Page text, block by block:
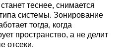
теснее, снимается
системы. Зонирование
тогда, когда
пространство, а не делит
отсеки.